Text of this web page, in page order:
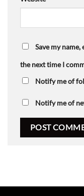
Save my
the next time I
Notify me of
Notify me of